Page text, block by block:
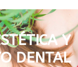
Y
DENTAL